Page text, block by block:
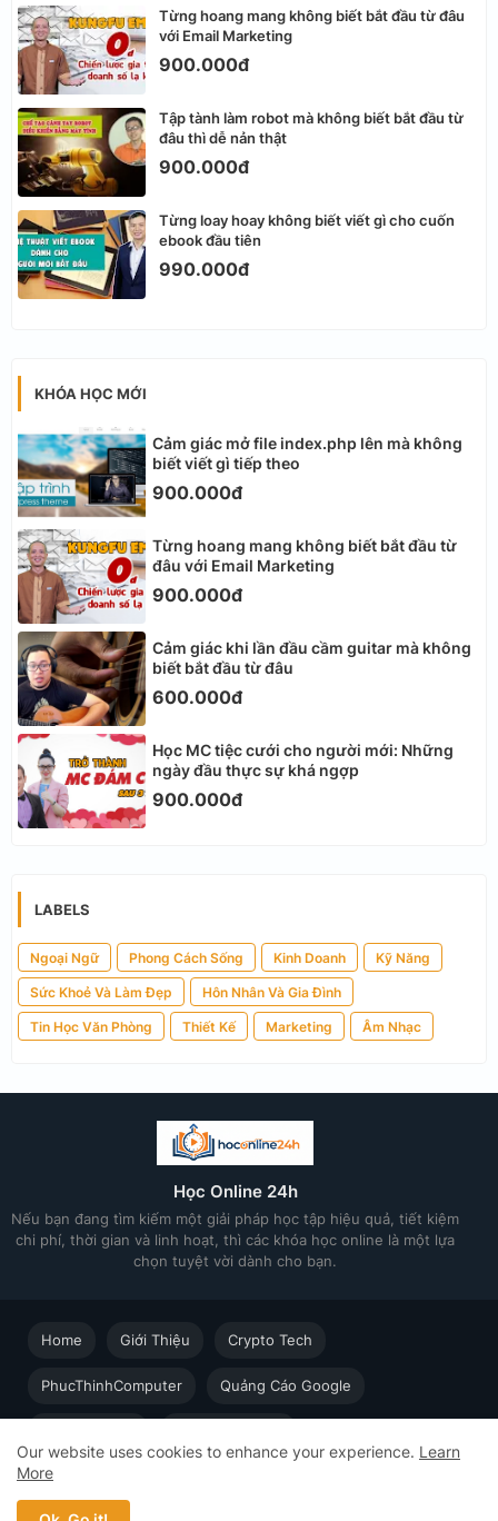
Từng hoang mang không biết bắt đầu từ đâu
với Email Marketing
900.000đ
Tập tành làm robot mà không biết bắt đầu từ
đâu thì dễ nản thật
900.000đ
Từng loay hoay không biết viết gì cho cuốn
ebook đầu tiên
990.000đ
KHÓA HỌC MỚI
Cảm giác mở file index.php lên mà không
biết viết gì tiếp theo
900.000đ
Từng hoang mang không biết bắt đầu từ
đâu với Email Marketing
900.000đ
Cảm giác khi lần đầu cầm guitar mà không
biết bắt đầu từ đâu
600.000đ
Học MC tiệc cưới cho người mới: Những
ngày đầu thực sự khá ngợp
900.000đ
LABELS
Ngoại Ngữ Phong Cách Sống Kinh Doanh Kỹ Năng
Sức Khoẻ Và Làm Đẹp Hôn Nhân Và Gia Đình
Tin Học Văn Phòng Thiết Kế Marketing Âm Nhạc
Học Online 24h
Nếu bạn đang tìm kiếm một giải pháp học tập hiệu quả, tiết kiệm
chi phí, thời gian và linh hoạt, thì các khóa học online là một lựa
chọn tuyệt vời dành cho bạn.
Học Online cùng Chuyên gia - Khóa học trực tuyến dành cho
người đi làm © 2023 - 2026 Học Online 24h - Design by
Home Giới Thiệu Crypto Tech
PhucThinhComputer Quảng Cáo Google
Our website uses cookies to enhance your experience. Learn
More